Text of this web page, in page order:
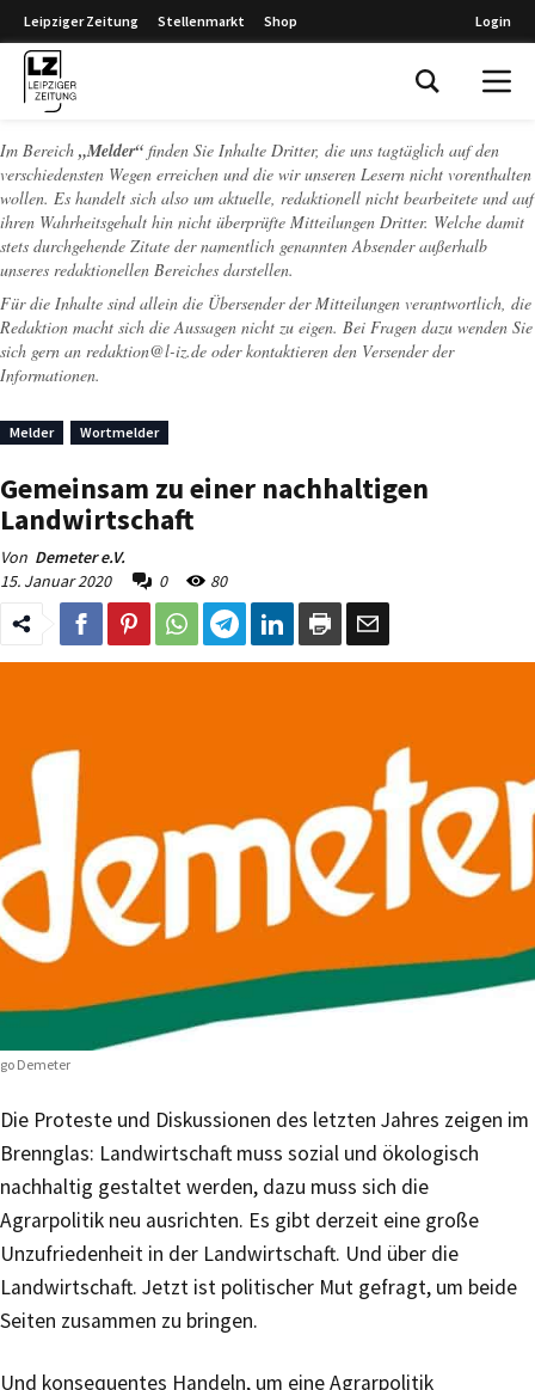
Leipziger Zeitung Stellenmarkt Shop Login
Im Bereich „Melder“ finden Sie Inhalte Dritter, die uns tagtäglich auf den
verschiedensten Wegen erreichen und die wir unseren Lesern nicht vorenthalten
wollen. Es handelt sich also um aktuelle, redaktionell nicht bearbeitete und auf
ihren Wahrheitsgehalt hin nicht überprüfte Mitteilungen Dritter. Welche damit
stets durchgehende Zitate der namentlich genannten Absender außerhalb
unseres redaktionellen Bereiches darstellen.
Für die Inhalte sind allein die Übersender der Mitteilungen verantwortlich, die
Redaktion macht sich die Aussagen nicht zu eigen. Bei Fragen dazu wenden Sie
sich gern an redaktion@l-iz.de oder kontaktieren den Versender der
Informationen.
Melder Wortmelder
Gemeinsam zu einer nachhaltigen
Landwirtschaft
Von Demeter e.V.
15. Januar 2020
0 80
Demeter
Die Proteste und Diskussionen des letzten Jahres zeigen im
Brennglas: Landwirtschaft muss sozial und ökologisch
nachhaltig gestaltet werden, dazu muss sich die
Agrarpolitik neu ausrichten. Es gibt derzeit eine große
Unzufriedenheit in der Landwirtschaft. Und über die
Landwirtschaft. Jetzt ist politischer Mut gefragt, um beide
Seiten zusammen zu bringen.
Und konsequentes Handeln, um eine Agrarpolitik